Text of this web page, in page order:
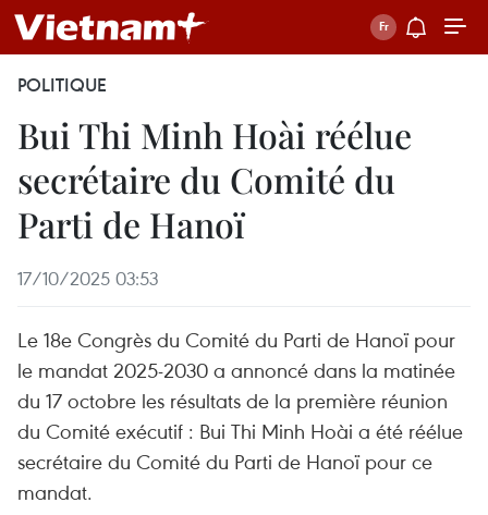
POLITIQUE
Bui Thi Minh Hoài réélue
secrétaire du Comité du
Parti de Hanoï
17/10/2025 03:53
Le 18e Congrès du Comité du Parti de Hanoï pour
le mandat 2025-2030 a annoncé dans la matinée
du 17 octobre les résultats de la première réunion
du Comité exécutif : Bui Thi Minh Hoài a été réélue
secrétaire du Comité du Parti de Hanoï pour ce
mandat.